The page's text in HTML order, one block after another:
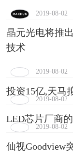
2019-08-02
晶元光电将推
技术
2019-08-02
投资15亿,天马
2019-08-02
LED芯片厂商
2019-08-02
仙视Goodview